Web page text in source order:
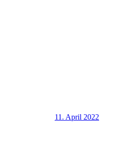
11. April 2022